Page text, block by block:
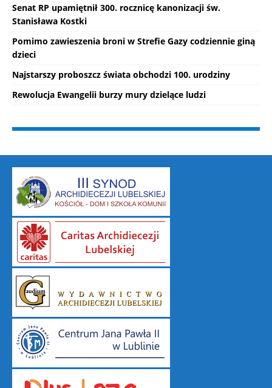
Senat RP upamiętnił 300. rocznicę kanonizacji św.
Stanisława Kostki
Pomimo zawieszenia broni w Strefie Gazy codziennie giną
dzieci
Najstarszy proboszcz świata obchodzi 100. urodziny
Rewolucja Ewangelii burzy mury dzielące ludzi